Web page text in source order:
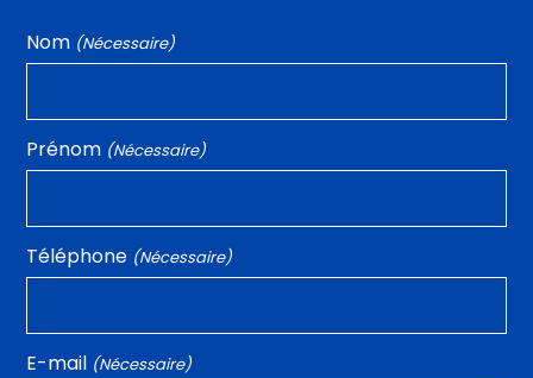
Nom (Nécessaire)
Prénom (Nécessaire)
Téléphone (Nécessaire)
E-mail (Nécessaire)